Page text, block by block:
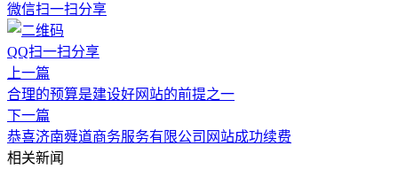
微信扫一扫分享
QQ扫一扫分享
上一篇
合理的预算是建设好网站的前提之一
下一篇
恭喜济南舜道商务服务有限公司网站成功续费
相关新闻